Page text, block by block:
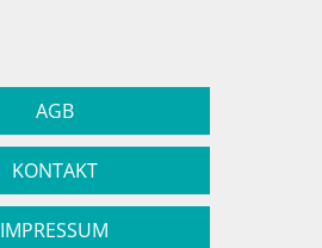
AGB
KONTAKT
IMPRESSUM